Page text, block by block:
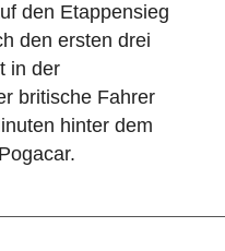
den Etappensieg
den ersten drei
in der
britische Fahrer
hinter dem